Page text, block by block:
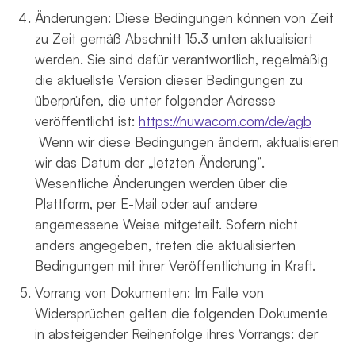
Änderungen: Diese Bedingungen können von Zeit
zu Zeit gemäß Abschnitt 15.3 unten aktualisiert
werden. Sie sind dafür verantwortlich, regelmäßig
die aktuellste Version dieser Bedingungen zu
überprüfen, die unter folgender Adresse
veröffentlicht ist: https://nuwacom.com/de/agb
Wenn wir diese Bedingungen ändern, aktualisieren
wir das Datum der „letzten Änderung”.
Wesentliche Änderungen werden über die
Plattform, per E-Mail oder auf andere
angemessene Weise mitgeteilt. Sofern nicht
anders angegeben, treten die aktualisierten
Bedingungen mit ihrer Veröffentlichung in Kraft.
Vorrang von Dokumenten: Im Falle von
Widersprüchen gelten die folgenden Dokumente
in absteigender Reihenfolge ihres Vorrangs: der